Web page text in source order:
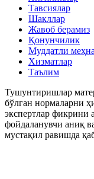
Тавсиялар
Шакллар
Жавоб берамиз
Қонунчилик
Муддатли
Хизматлар
Таълим
Тушунтиришлар
бўлган нормаларни
экспертлар фикрини
фойдаланувчи аниқ
мустақил равишда